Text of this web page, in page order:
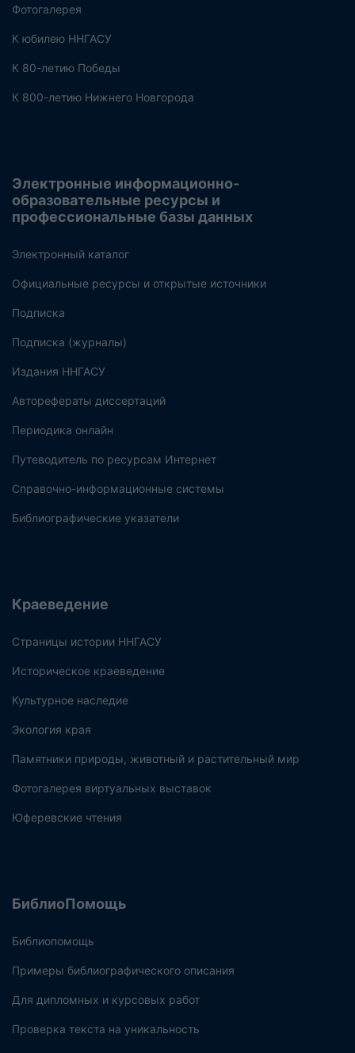
Фотогалерея
К юбилею ННГАСУ
К 80-летию Победы
К 800-летию Нижнего Новгорода
Электронные информационно-
образовательные ресурсы и
профессиональные базы данных
Электронный каталог
Официальные ресурсы и открытые источники
Подписка
Подписка (журналы)
Издания ННГАСУ
Авторефераты диссертаций
Периодика онлайн
Путеводитель по ресурсам Интернет
Справочно-информационные системы
Библиографические указатели
Краеведение
Страницы истории ННГАСУ
Историческое краеведение
Культурное наследие
Экология края
Памятники природы, животный и растительный мир
Фотогалерея виртуальных выставок
Юферевские чтения
БиблиоПомощь
Библиопомощь
Примеры библиографического описания
Для дипломных и курсовых работ
Проверка текста на уникальность